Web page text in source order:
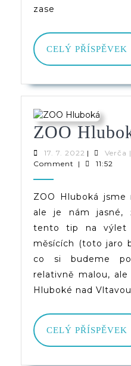
zase
CELÝ PŘÍSPĚVEK
ZOO
17. 7. 2022 17.
7.
| Verča
Comment
| 11:52
ZOO Hluboká
ale je nám jasné,
tento tip na výlet
měsících (toto jaro
co si budeme
relativně malou,
Hluboké nad
CELÝ PŘÍSPĚVEK